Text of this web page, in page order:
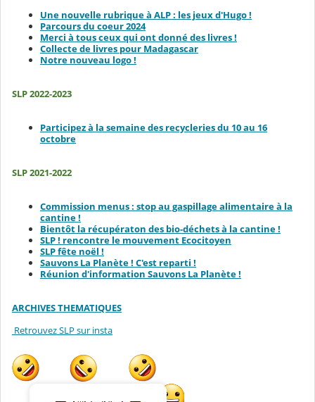
Une nouvelle rubrique à ALP : les jeux d'Hugo !
Parcours du coeur 2024
Merci à tous ceux qui ont donné des livres !
Collecte de livres pour Madagascar
Notre nouveau logo !
SLP 2022-2023
Participez à la semaine des recycleries du 10 au 16
octobre
SLP 2021-2022
Commission menus : stop au gaspillage alimentaire à la
cantine !
Bientôt la récupératon des bio-déchets à la cantine !
SLP ! rencontre le mouvement Ecocitoyen
SLP fête noël !
Sauvons La Planète ! C'est reparti !
Réunion d'information Sauvons La Planète !
ARCHIVES THEMATIQUES
Retrouvez SLP sur insta